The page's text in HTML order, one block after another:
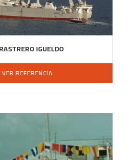
IGUELDO
VER REFERENCIA